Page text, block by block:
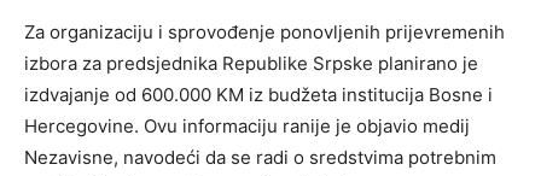
Za organizaciju i sprovođenje ponovljenih prijevremenih
izbora za predsjednika Republike Srpske planirano je
izdvajanje od 600.000 KM iz budžeta institucija Bosne i
Hercegovine. Ovu informaciju ranije je objavio medij
Nezavisne, navodeći da se radi o sredstvima potrebnim